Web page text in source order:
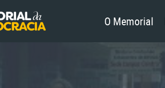
O Memorial